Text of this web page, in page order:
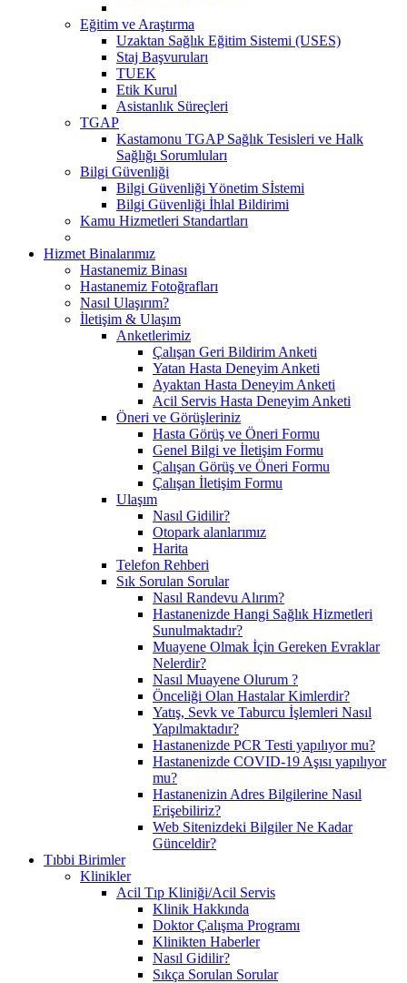
Eğitim ve Araştırma
Uzaktan Sağlık Eğitim Sistemi (USES)
Staj Başvuruları
TUEK
Etik Kurul
Asistanlık Süreçleri
TGAP
Kastamonu TGAP Sağlık Tesisleri ve Halk
Sağlığı Sorumluları
Bilgi Güvenliği
Bilgi Güvenliği Yönetim Sİstemi
Bilgi Güvenliği İhlal Bildirimi
Kamu Hizmetleri Standartları
Hizmet Binalarımız
Hastanemiz Binası
Hastanemiz Fotoğrafları
Nasıl Ulaşırım?
İletişim & Ulaşım
Anketlerimiz
Çalışan Geri Bildirim Anketi
Yatan Hasta Deneyim Anketi
Ayaktan Hasta Deneyim Anketi
Acil Servis Hasta Deneyim Anketi
Öneri ve Görüşleriniz
Hasta Görüş ve Öneri Formu
Genel Bilgi ve İletişim Formu
Çalışan Görüş ve Öneri Formu
Çalışan İletişim Formu
Ulaşım
Nasıl Gidilir?
Otopark alanlarımız
Harita
Telefon Rehberi
Sık Sorulan Sorular
Nasıl Randevu Alırım?
Hastanenizde Hangi Sağlık Hizmetleri
Sunulmaktadır?
Muayene Olmak İçin Gereken Evraklar
Nelerdir?
Nasıl Muayene Olurum ?
Önceliği Olan Hastalar Kimlerdir?
Yatış, Sevk ve Taburcu İşlemleri Nasıl
Yapılmaktadır?
Hastanenizde PCR Testi yapılıyor mu?
Hastanenizde COVID-19 Aşısı yapılıyor
mu?
Hastanenizin Adres Bilgilerine Nasıl
Erişebiliriz?
Web Sitenizdeki Bilgiler Ne Kadar
Günceldir?
Tıbbi Birimler
Klinikler
Acil Tıp Kliniği/Acil Servis
Klinik Hakkında
Doktor Çalışma Programı
Klinikten Haberler
Nasıl Gidilir?
Sıkça Sorulan Sorular